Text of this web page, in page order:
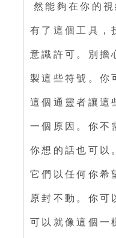
然能夠在你的
有了這個工具，
意識許可。別擔
製這些符號。你
這個通靈者讓這
一個原因。你不
你想的話也可以
它們以任何你希
原封不動。你可
可以就像這個一